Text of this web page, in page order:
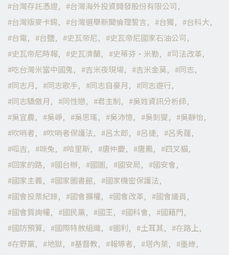
台灣存託憑證
台灣海外投資開發股份有限公司
台灣版麥卡錫
台灣選舉新聞倫理誓言 台獨
台科大
台電
台鹽 史瓦帝尼
史瓦帝尼國家石油公司
史瓦帝尼時報
史瓦濟蘭 史蒂芬·米勒
司法改革
吃台灣米當中國鬼
吉米夜現場 吉米金莫
同志
同志月
同志歌手 同志自豪月
同志遊行
同志驕傲月
同性戀 君主制
吳姓資訊分析師
吳宜農
吳崢 吳思瑤 吳沛憶 吳釗燮
吳靜怡
吹哨者
吹哨者保護法 呂太郎 呂捷
呂秀蓮
呱吉
咪兔 哈里斯 唐仲慶 唐鳳
四叉貓
回家的路
國台辦 國圖 國安局
國安會
國家主義
國家圖書館
國家機密保護法
國會投票紀錄
國會擴權 國會改革
國會議員
國會質詢權
國民黨 國王 國科會
國籍門
國防預算
國際特赦組織 圖利 土耳其
在路上
在野黨
地獄 基督教 報導者 塔內萊
墨綠